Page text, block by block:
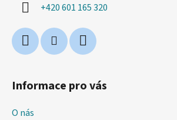
+420 601 165 320
Informace pro vás
O nás